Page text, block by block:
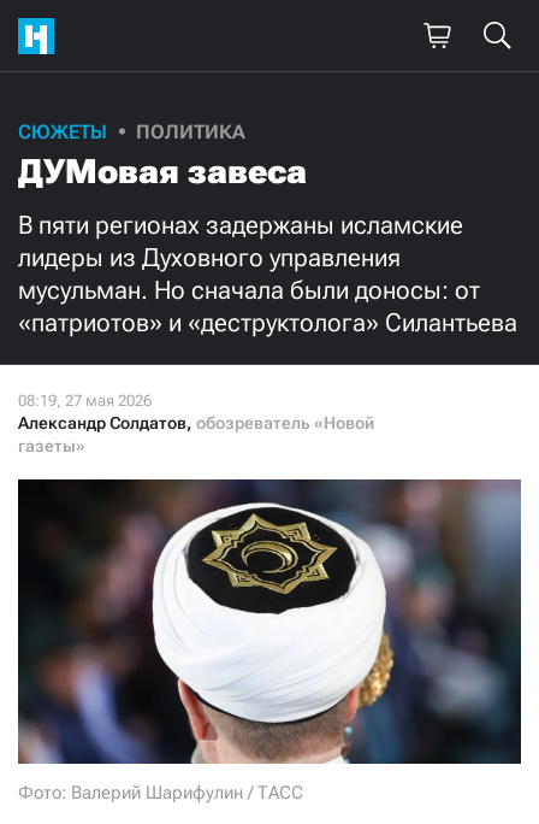
СЮЖЕТЫ ПОЛИТИКА
ДУМовая завеса
В пяти регионах задержаны исламские
лидеры из Духовного управления
мусульман. Но сначала были доносы: от
«патриотов» и «деструктолога» Силантьева
Александр Солдатов, обозреватель «Новой
газеты»
Фото: Валерий Шарифулин / ТАСС
Поддержите
нашу работу!
Ежемесячно Разово
3000 1000
и подтверждаю свое гражданство РФ
СТАТЬ СОУЧАСТНИКОМ
ПОДЕЛИТЬСЯ С ДРУЗЬЯМИ
Если у вас есть вопросы, пишите donate@novayagazeta.ru
звоните:
+7 (929) 612-03-68